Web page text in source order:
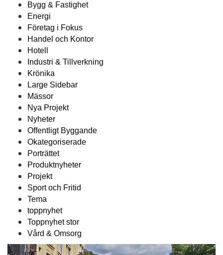
Bygg & Fastighet
Energi
Företag i Fokus
Handel och Kontor
Hotell
Industri & Tillverkning
Krönika
Large Sidebar
Mässor
Nya Projekt
Nyheter
Offentligt Byggande
Okategoriserade
Porträttet
Produktnyheter
Projekt
Sport och Fritid
Tema
toppnyhet
Toppnyhet stor
Vård & Omsorg